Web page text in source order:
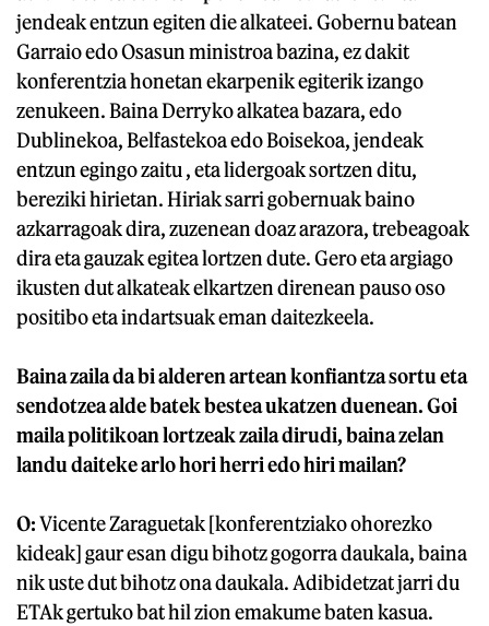
jendeak entzun egiten die alkateei. Gobernu batean
Garraio edo Osasun ministroa bazina, ez dakit
konferentzia honetan ekarpenik egiterik izango
zenukeen. Baina Derryko alkatea bazara, edo
Dublinekoa, Belfastekoa edo Boisekoa, jendeak
entzun egingo zaitu , eta lidergoak sortzen ditu,
bereziki hirietan. Hiriak sarri gobernuak baino
azkarragoak dira, zuzenean doaz arazora, trebeagoak
dira eta gauzak egitea lortzen dute. Gero eta argiago
ikusten dut alkateak elkartzen direnean pauso oso
positibo eta indartsuak eman daitezkeela.
Baina zaila da bi alderen artean konfiantza sortu eta
sendotzea alde batek bestea ukatzen duenean. Goi
maila politikoan lortzeak zaila dirudi, baina zelan
landu daiteke arlo hori herri edo hiri mailan?
O:Vicente Zaraguetak [konferentziako ohorezko
kideak] gaur esan digu bihotz gogorra daukala, baina
nik uste dut bihotz ona daukala. Adibidetzat jarri du
ETAk gertuko bat hil zion emakume baten kasua.